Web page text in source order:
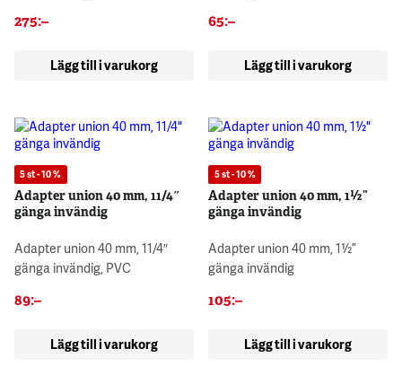
275:–
Lägg till i varukorg
65:–
Lägg till i varukorg
5 st - 10 %
Adapter union 40 mm, 11/4″
gänga invändig
Adapter union 40 mm, 11/4″
gänga invändig, PVC
89:–
Lägg till i varukorg
5 st - 10 %
Adapter union 40 mm, 1½”
gänga invändig
Adapter union 40 mm, 1½”
gänga invändig
105:–
Lägg till i varukorg